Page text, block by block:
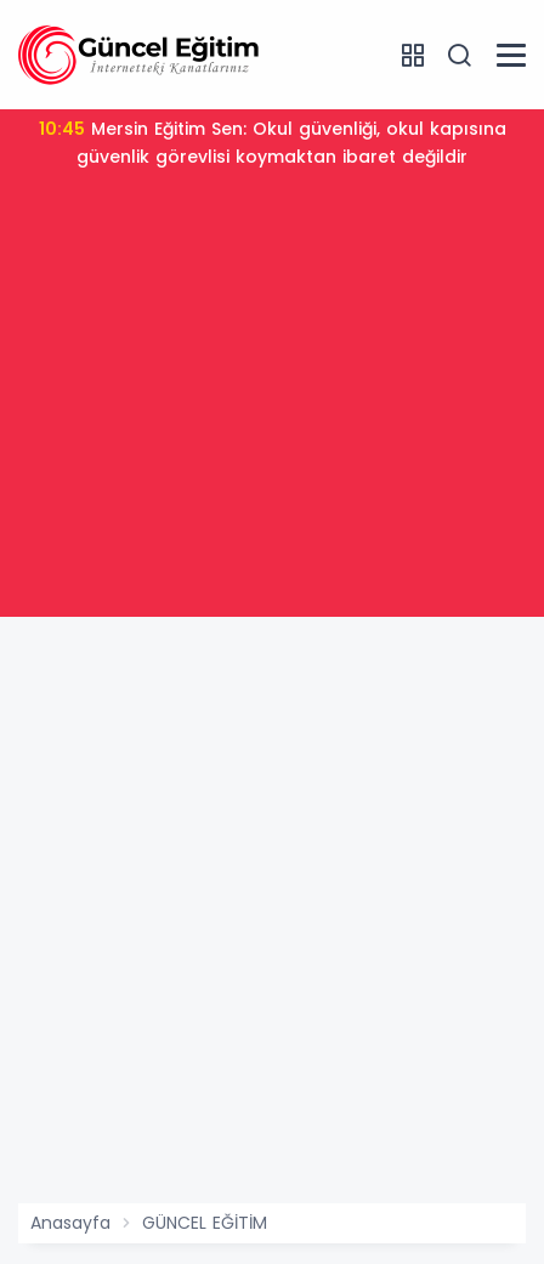
10:45
güvenlik görevlisi koymaktan ibaret değildir
Anasayfa GÜNCEL EĞİTİM